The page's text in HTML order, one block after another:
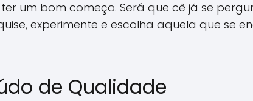
um bom começo. Será que cê já se
experimente e escolha aquela que se
de Qualidade